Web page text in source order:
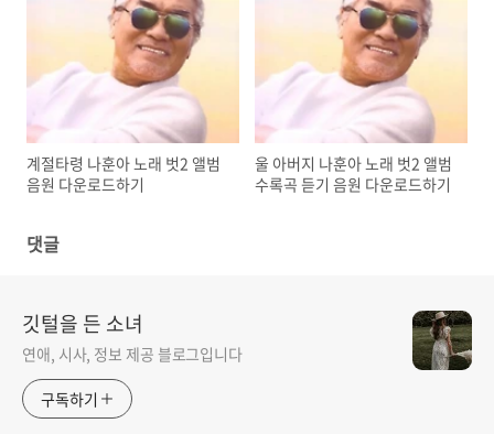
계절타령 나훈아 노래 벗2 앨범
음원 다운로드하기
울 아버지 나훈아 노래 벗2 앨범
수록곡 듣기 음원 다운로드하기
댓글
깃털을 든 소녀
연애, 시사, 정보 제공 블로그입니다
구독하기